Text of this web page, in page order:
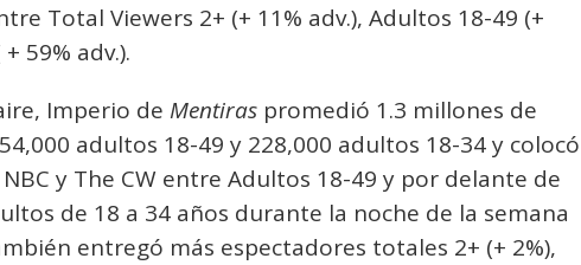
Total Viewers 2+ (+ 11% adv.), Adultos 18-49 (+
59% adv.).
Imperio de Mentiras promedió 1.3 millones de
adultos 18-49 y 228,000 adultos 18-34 y colocó
y The CW entre Adultos 18-49 y por delante de
de 18 a 34 años durante la noche de la semana
entregó más espectadores totales 2+ (+ 2%),